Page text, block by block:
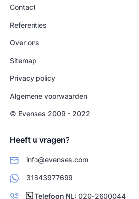
Contact
Referenties
Over ons
Sitemap
Privacy policy
Algemene voorwaarden
© Evenses 2009 - 2022
Heeft u vragen?
info@evenses.com
31643977699
Telefoon NL: 020-2600044